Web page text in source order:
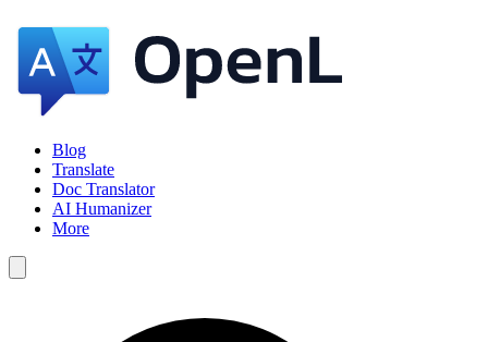
Blog
Translate
Doc Translator
AI Humanizer
More